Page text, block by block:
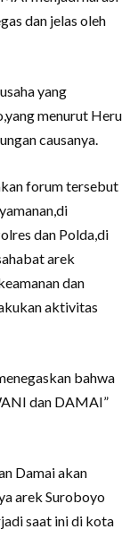
dan jelas oleh
yang
menurut Heru
causanya.
forum tersebut
dan Polda,di
arek
dan
aktivitas
bahwa
dan DAMAI”
Damai akan
arek Suroboyo
saat ini di kota